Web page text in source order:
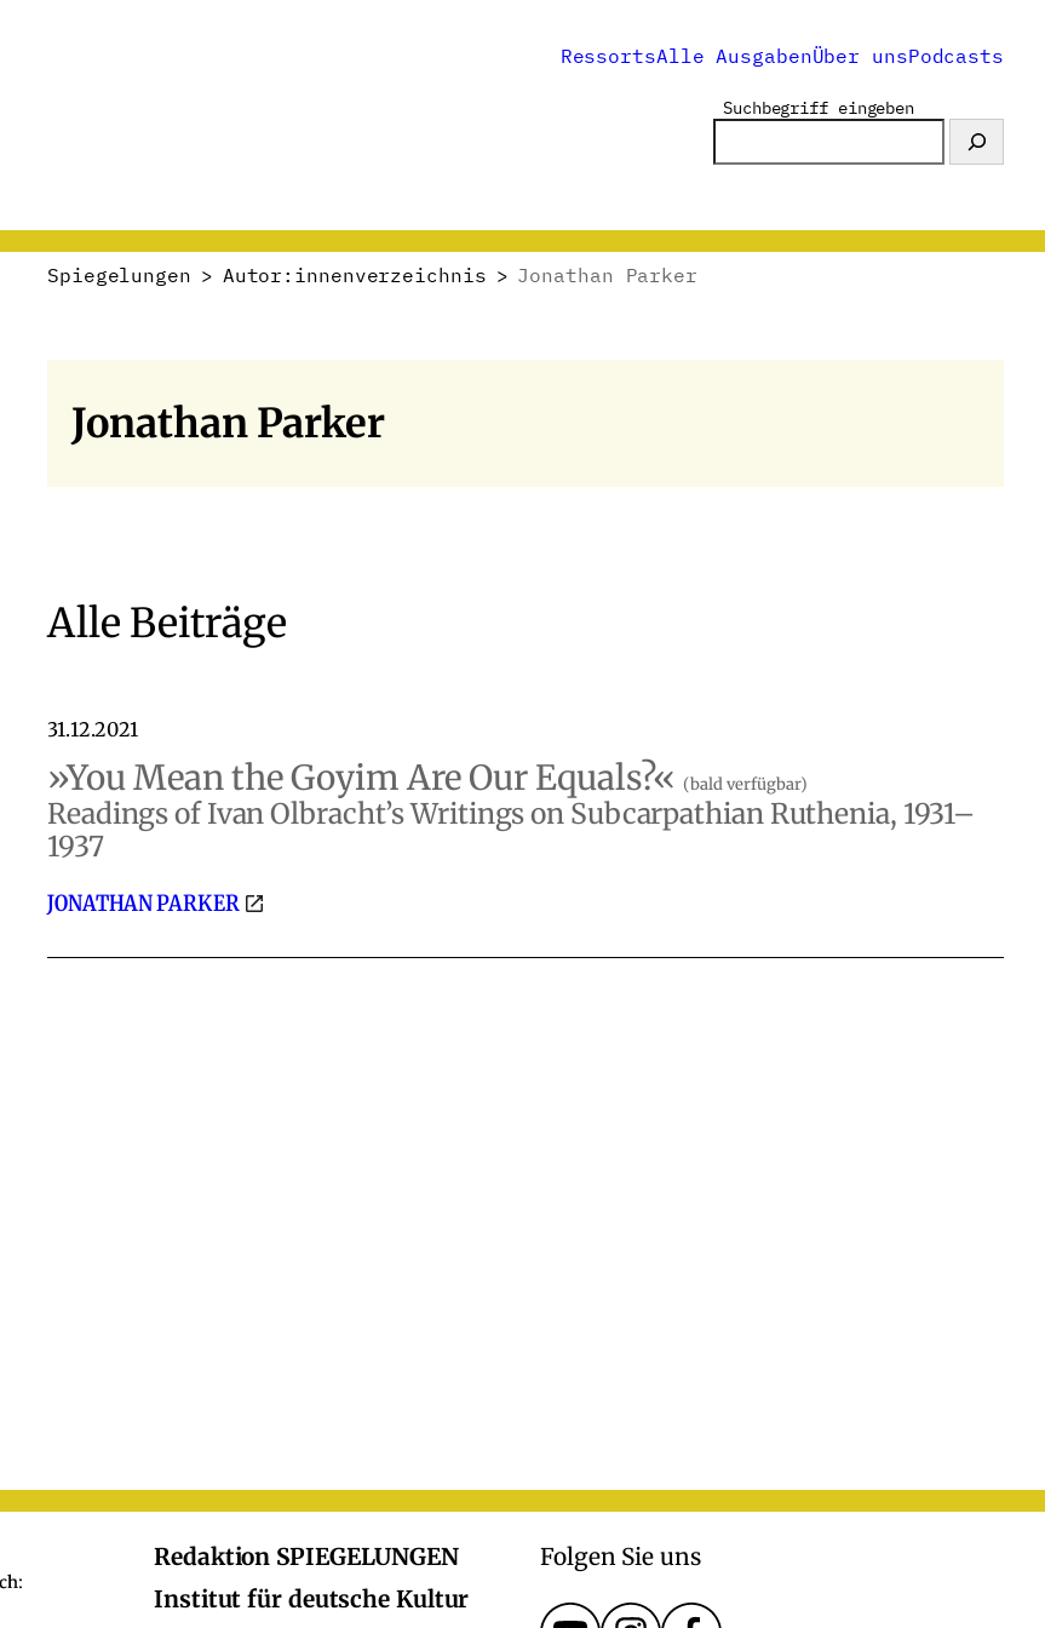
RessortsAlle AusgabenÜber unsPodcasts
Suchbegriff eingeben
Spiegelungen > Autor:innenverzeichnis > Jonathan Parker
Jonathan Parker
Alle Beiträge
31.12.2021
»You Mean the Goyim Are Our Equals?« (bald verfügbar)
Readings of Ivan Olbracht’s Writings on Subcarpathian Ruthenia, 1931–
1937
JONATHAN PARKER
Redaktion SPIEGELUNGEN
Institut für deutsche Kultur
Folgen Sie uns